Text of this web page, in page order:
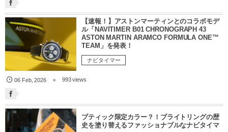
【速報！】アストンマーティンとのコラボモデ
ル「NAVITIMER B01 CHRONOGRAPH 43
ASTON MARTIN ARAMCO FORMULA ONE™
TEAM」を発表！
ナビタイマー
06 Feb,2026 993 views
ブティック限定カラー？！ブライトリングの歴
史を塗り替えるファッショナブルなナビタイマ